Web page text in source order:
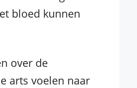
bloed kunnen
over de
arts voelen naar